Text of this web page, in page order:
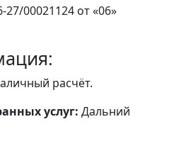
00021124 от «06»
расчёт.
услуг: Дальний